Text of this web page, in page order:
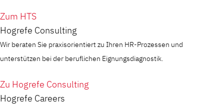
Zum HTS
Hogrefe Consulting
Wir beraten Sie praxisorientiert zu Ihren HR-Prozessen und
unterstützen bei der beruflichen Eignungsdiagnostik.
Zu Hogrefe Consulting
Hogrefe Careers